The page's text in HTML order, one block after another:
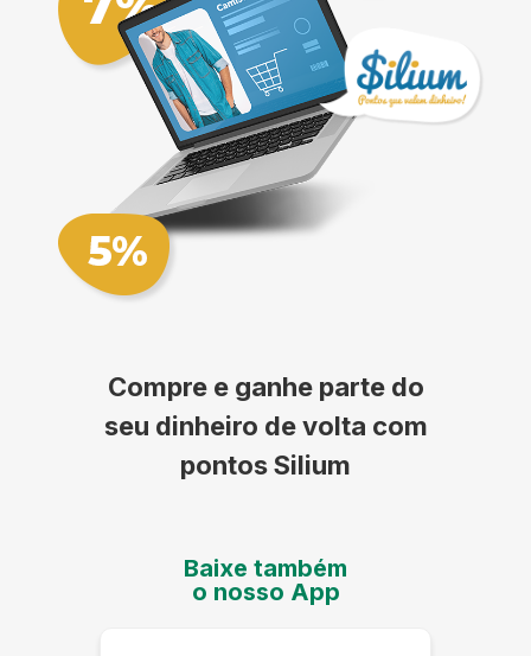
Compre e ganhe parte do
seu dinheiro de volta com
pontos Silium
Baixe também
o nosso App